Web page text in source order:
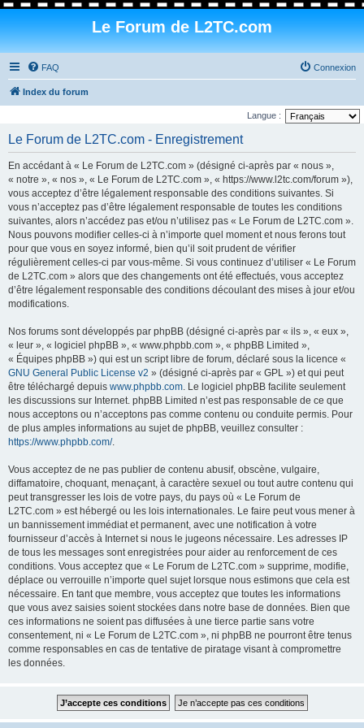
Le Forum de L2TC.com
FAQ Connexion
Index du forum
Langue :
Le Forum de L2TC.com - Enregistrement
En accédant à « Le Forum de L2TC.com » (désigné ci-après par « nous »,
« notre », « nos », « Le Forum de L2TC.com », « https://www.l2tc.com/forum »),
vous acceptez d’être légalement responsable des conditions suivantes. Si
vous n’acceptez pas d’être légalement responsable de toutes les conditions
suivantes, alors n’accédez pas et/ou n’utilisez pas « Le Forum de L2TC.com ».
Nous pouvons modifier celles-ci à n’importe quel moment et nous ferons tout
pour que vous en soyez informé, bien qu’il soit prudent de vérifier
régulièrement celles-ci par vous-même. Si vous continuez d’utiliser « Le Forum
de L2TC.com » alors que des changements ont été effectués, vous acceptez
d’être légalement responsable des conditions découlant des mises à jour et/ou
modifications.
Nos forums sont développés par phpBB (désigné ci-après par « ils », « eux »,
« leur », « logiciel phpBB », « www.phpbb.com », « phpBB Limited »,
« Équipes phpBB ») qui est un script libre de forum, déclaré sous la licence «
GNU General Public License v2 » (désigné ci-après par « GPL ») et qui peut
être téléchargé depuis www.phpbb.com. Le logiciel phpBB facilite seulement
les discussions sur Internet. phpBB Limited n’est pas responsable de ce que
nous acceptons ou n’acceptons pas comme contenu ou conduite permis. Pour
de plus amples informations au sujet de phpBB, veuillez consulter :
https://www.phpbb.com/.
Vous acceptez de ne pas publier de contenu abusif, obscène, vulgaire,
diffamatoire, choquant, menaçant, à caractère sexuel ou tout autre contenu qui
peut transgresser les lois de votre pays, du pays où « Le Forum de
L2TC.com » est hébergé ou les lois internationales. Le faire peut vous mener à
un bannissement immédiat et permanent, avec une notification à votre
fournisseur d’accès à Internet si nous le jugeons nécessaire. Les adresses IP
de tous les messages sont enregistrées pour aider au renforcement de ces
conditions. Vous acceptez que « Le Forum de L2TC.com » supprime, modifie,
déplace ou verrouille n’importe quel sujet lorsque nous estimons que cela est
nécessaire. En tant que membre, vous acceptez que toutes les informations
que vous avez saisies soient stockées dans notre base de données. Bien que
ces informations ne soient pas diffusées à une tierce partie sans votre
consentement, ni « Le Forum de L2TC.com », ni phpBB ne pourront être tenus
comme responsables en cas de tentative de piratage visant à compromettre
les données.